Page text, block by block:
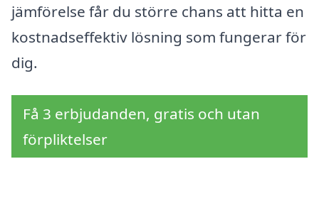
jämförelse får du större chans att hitta en
kostnadseffektiv lösning som fungerar för
dig.
Få 3 erbjudanden, gratis och utan
förpliktelser